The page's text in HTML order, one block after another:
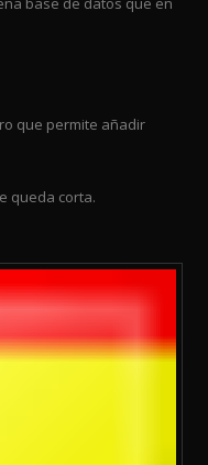
que permite añadir
queda corta.